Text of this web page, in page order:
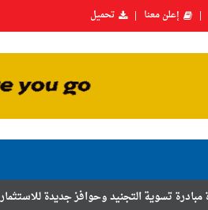
إعلن معنا تحميل
وحوافز جديدة للاستثمار.. أبرز توصيات